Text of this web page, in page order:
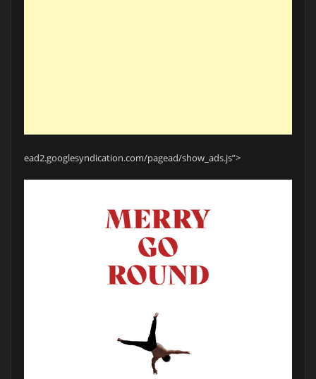
ead2.googlesyndication.com/pagead/show_ads.js”>